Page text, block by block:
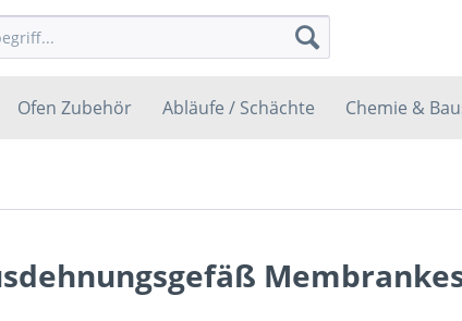
Ofen Zubehör Abläufe / Schächte Chemie &